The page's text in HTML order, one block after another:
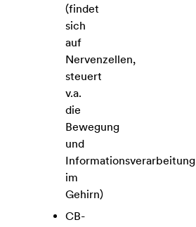
(findet
sich
auf
Nervenzellen,
steuert
v.a.
die
Bewegung
und
Informationsverarbeitung
im
Gehirn)
CB-